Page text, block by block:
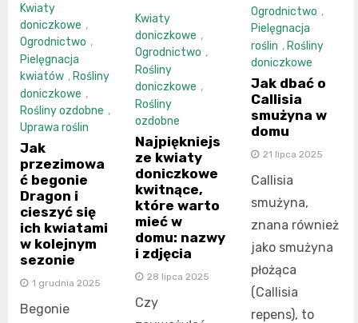
Kwiaty
doniczkowe ,
Ogrodnictwo ,
Pielęgnacja
kwiatów , Rośliny
doniczkowe ,
Rośliny ozdobne ,
Uprawa roślin
Jak
przezimowa
ć begonie
Dragon i
cieszyć się
ich kwiatami
w kolejnym
sezonie
1 grudnia 2025
Begonie
Kwiaty
doniczkowe ,
Ogrodnictwo ,
Rośliny
doniczkowe ,
Rośliny
ozdobne
Najpiękniejs
ze kwiaty
doniczkowe
kwitnące,
które warto
mieć w
domu: nazwy
i zdjęcia
28 lipca 2025
Czy
Ogrodnictwo ,
Pielęgnacja
roślin , Rośliny
doniczkowe
Jak dbać o
Callisia
smużyna w
domu
21 lipca 2025
Callisia
smużyna,
znana również
jako smużyna
płożąca
(Callisia
repens), to